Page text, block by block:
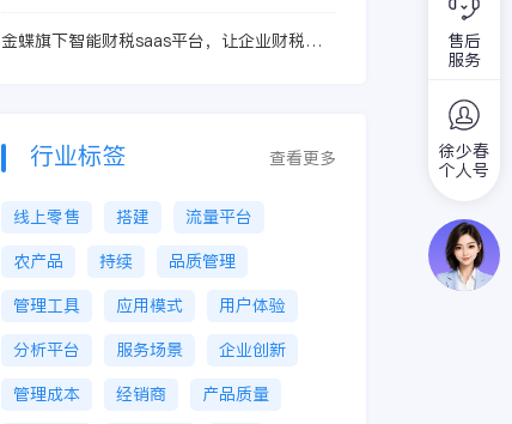
金蝶旗下智能财税saas平台，让企业财税无
行业标签 查看更多
线上零售 搭建
流量平台
农产品
持续
品质管理
管理工具
应用模式
用户体验
分析平台
服务场景
企业创新
管理成本
经销商
产品质量
售后
服务
徐少春
个人号